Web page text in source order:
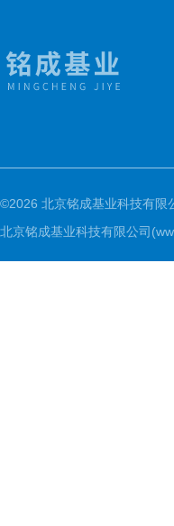
©2026 北京铭成基业科技有限
北京铭成基业科技有限公司